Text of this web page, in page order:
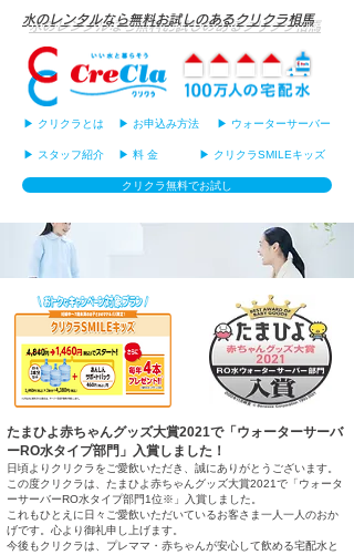
水のレンタルなら無料お試しのあるクリクラ相馬
▶ クリクラとは ▶ お申込み方法 ▶ ウォーターサーバー
▶ スタッフ紹介 ▶ 料 金 ▶ クリクラSMILEキッズ
クリクラ無料でお試し
たまひよ赤ちゃんグッズ大賞2021で「ウォーターサーバ
ーRO水タイプ部門」入賞しました！
日頃よりクリクラをご愛飲いただき、誠にありがとうございます。
この度クリクラは、たまひよ赤ちゃんグッズ大賞2021で「ウォータ
ーサーバーRO水タイプ部門1位※」入賞し
ました。
これもひとえに日々ご愛飲いただいているお客さま一人一人のおか
げです。心より御礼申し上げます。
今後もクリクラは、プレママ・赤ちゃんが安心して飲める宅配水と